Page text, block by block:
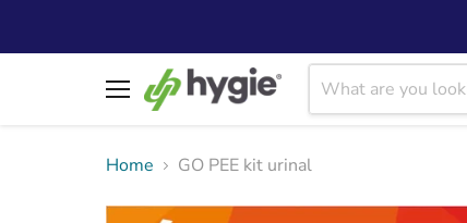
Menu
Home
GO PEE kit urinal